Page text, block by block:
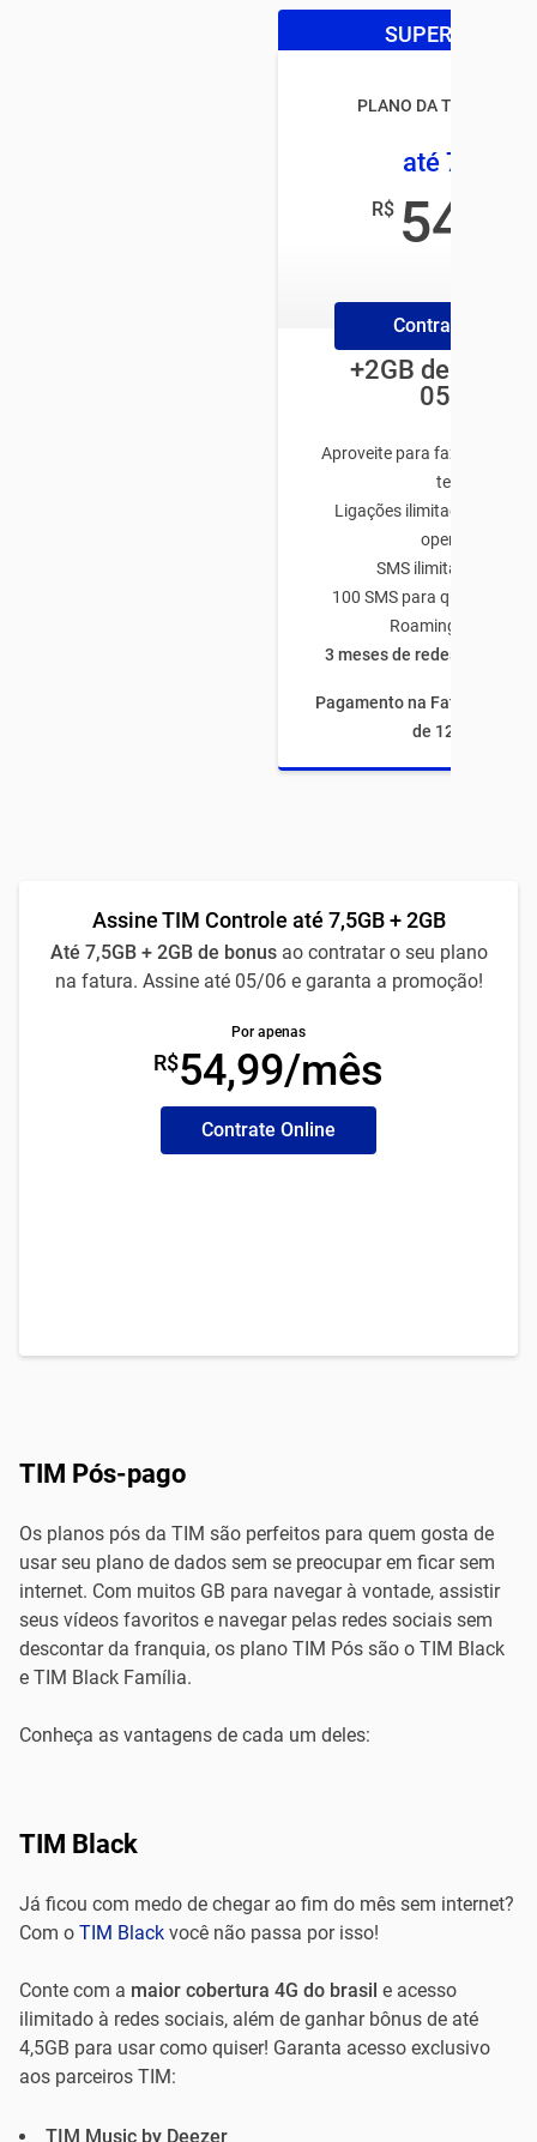
SUPER OFERTA
PLANO DA TIM
até 7,5GB
R$ 54
Contrate Online
+2GB de bônus
05/06!
Aproveite para fazer o plano
tenha:
Ligações ilimitadas para
operadora
SMS ilimitado TIM-
100 SMS para qualquer
Roaming Nacional
3 meses de redes sociais à
Pagamento na Fatura com
de 12 meses
Assine TIM Controle até 7,5GB + 2GB
Até 7,5GB + 2GB de bonus ao contratar o seu plano
na fatura. Assine até 05/06 e garanta a promoção!
Por apenas
R$54,99/mês
Contrate Online
TIM Pós-pago
Os planos pós da TIM são perfeitos para quem gosta de
usar seu plano de dados sem se preocupar em ficar sem
internet. Com muitos GB para navegar à vontade, assistir
seus vídeos favoritos e navegar pelas redes sociais sem
descontar da franquia, os plano TIM Pós são o TIM Black
e TIM Black Família.
Conheça as vantagens de cada um deles:
TIM Black
Já ficou com medo de chegar ao fim do mês sem internet?
Com o TIM Black você não passa por isso!
Conte com a maior cobertura 4G do brasil e acesso
ilimitado à redes sociais, além de ganhar bônus de até
4,5GB para usar como quiser! Garanta acesso exclusivo
aos parceiros TIM:
TIM Music by Deezer